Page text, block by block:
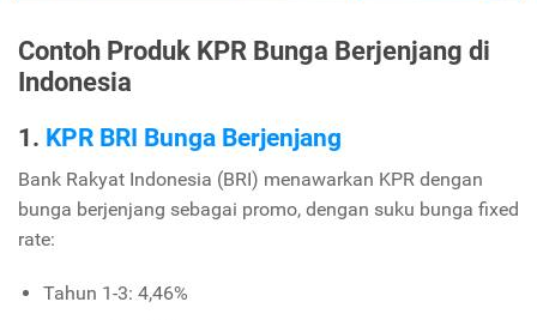
Contoh Produk KPR Bunga Berjenjang di
Indonesia
1. KPR BRI Bunga Berjenjang
Bank Rakyat Indonesia (BRI) menawarkan KPR dengan
bunga berjenjang sebagai promo, dengan suku bunga fixed
rate:
Tahun 1-3: 4,46%